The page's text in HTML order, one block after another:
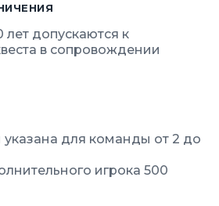
лет допускаются к
в сопровождении
указана для команды от 2 до
игрока 500